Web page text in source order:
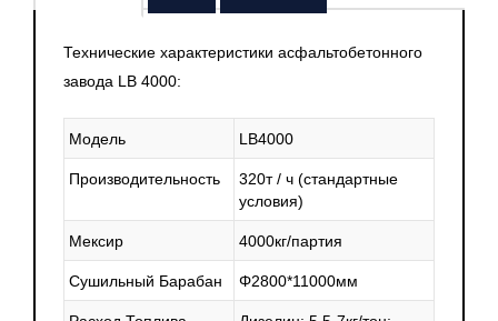
Технические характеристики асфальтобетонного
завода LB 4000:
Модель LB4000
Производительность 320т / ч (стандартные
условия)
Мексир 4000кг/партия
Сушильный Барабан Φ2800*11000мм